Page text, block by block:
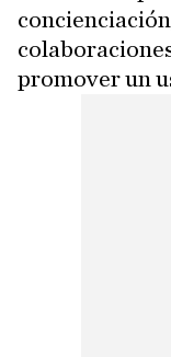
promover un